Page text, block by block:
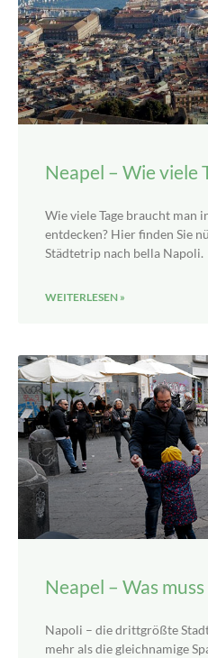
Neapel – Wie viele
Wie viele Tage braucht man
entdecken? Hier finden Sie
Städtetrip nach bella Napoli.
WEITERLESEN »
Neapel – Was
Napoli – die drittgrößte
mehr als die gleichnamige